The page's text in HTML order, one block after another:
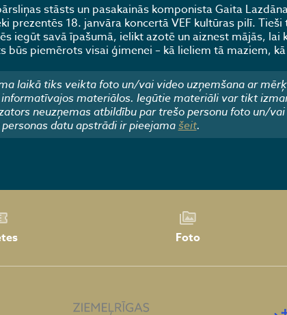
stāsts un pasakainās komponista Gaita
prezentēs 18. janvāra koncertā VEF kultūras pilī.
iegūt savā īpašumā, ielikt azotē un aiznest mājās,
būs piemērots visai ģimenei – kā lieliem tā maziem,
laikā tiks veikta foto un/vai video uzņemšana ar
materiālos. Iegūtie materiāli var tikt
neuzņemas atbildību par trešo personu foto un/
datu apstrādi ir pieejamašeit.
Foto